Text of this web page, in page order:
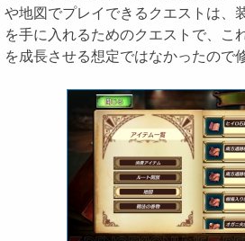
や地図でプレイできるクエストは、
を手に入れるためのクエストで、こ
を成長させる想定ではなかったので